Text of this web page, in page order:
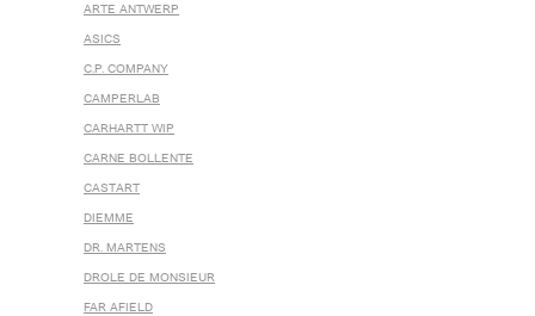
ARTE ANTWERP
ASICS
C.P. COMPANY
CAMPERLAB
CARHARTT WIP
CARNE BOLLENTE
CASTART
DIEMME
DR. MARTENS
DROLE DE MONSIEUR
FAR AFIELD